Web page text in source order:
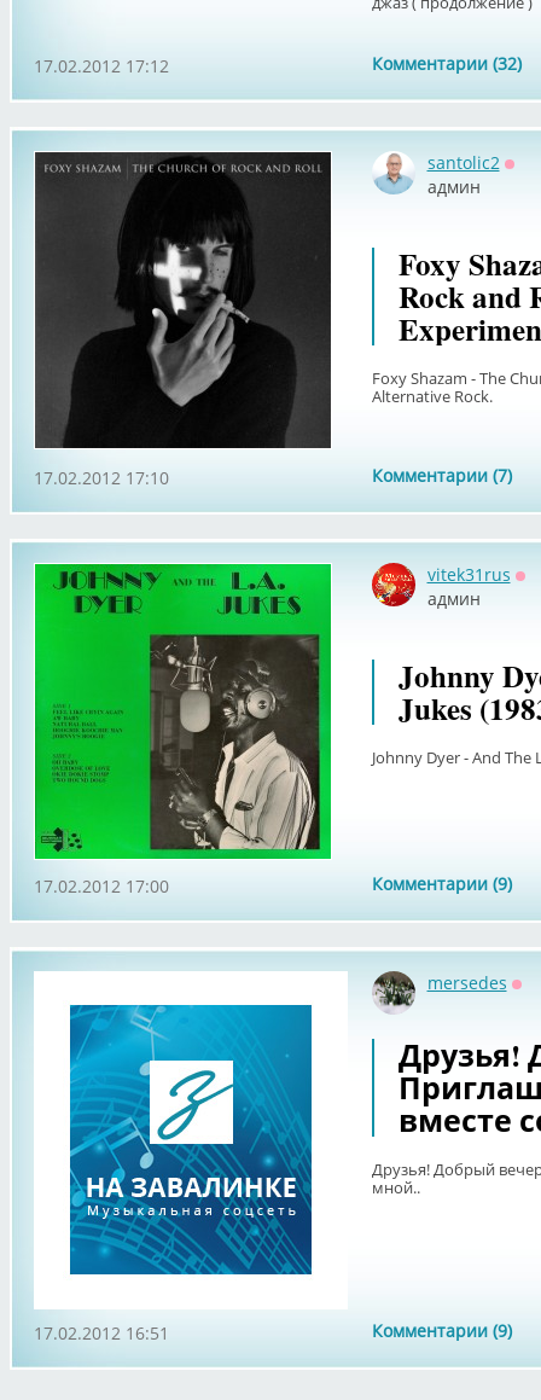
Комментарии (32)
17.02.2012 17:12
santolic2
админ
Foxy
Rock and
Foxy Shazam - The
Alternative Rock.
Комментарии (7)
17.02.2012 17:10
vitek31rus
админ
Johnny
Jukes
Johnny Dyer - And The
Комментарии (9)
17.02.2012 17:00
mersedes
Друзья!
вместе
Друзья! Добрый
мной..
Комментарии (9)
17.02.2012 16:51